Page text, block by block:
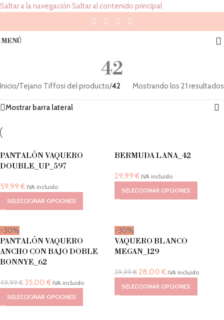
Saltar a la navegación Saltar al contenido principal
MENÚ
42
Inicio/Tejano Tiffosi del producto/42 Mostrando los 21 resultados
Mostrar barra lateral
PANTALÓN VAQUERO
DOUBLE_UP_597
59,99 € IVA incluido
SELECCIONAR OPCIONES
BERMUDA LANA_42
29,99 € IVA incluido
SELECCIONAR OPCIONES
-30%
PANTALÓN VAQUERO
ANCHO CON BAJO DOBLE
BONNYE_62
49,99€ 35,00 € IVA incluido
SELECCIONAR OPCIONES
-30%
VAQUERO BLANCO
MEGAN_129
39,99€ 28,00 € IVA incluido
SELECCIONAR OPCIONES